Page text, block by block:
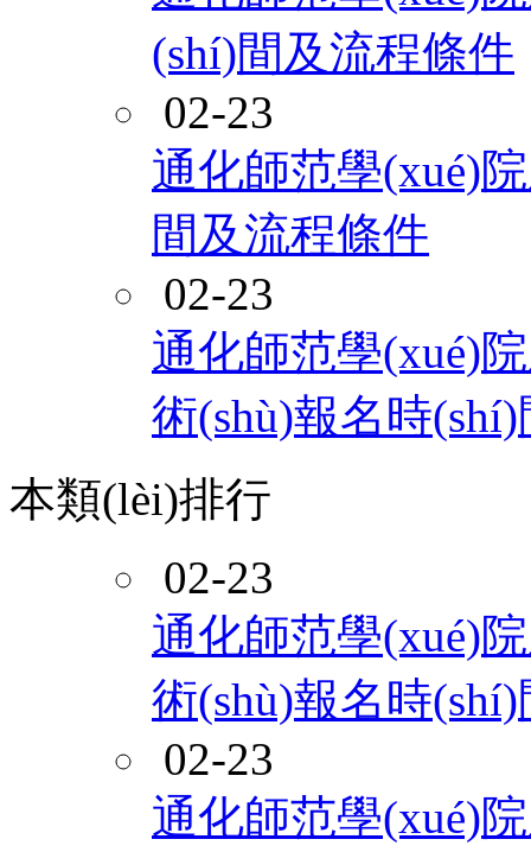
(shí)間及流程條件
02-23
通化師范學(xué)
間及流程條件
02-23
通化師范學(xué)
術(shù)報名時
本類(lèi)排行
02-23
通化師范學(xué)
術(shù)報名時
02-23
通化師范學(xué)